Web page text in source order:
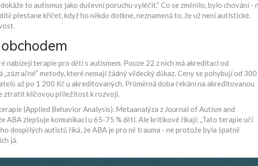
to autismus jako duševní poruchu vyléčit.“ Co se změnilo, bylo chování -
přestane křičet, když ho někdo dotkne, neznamená to, že už není autistické.
terapie pro děti s autismem. Pouze 22 z nich má akreditaci od
metody, které nemají žádný vědecký důkaz. Ceny se pohybují od 300
až po 1 200 Kč u akreditovaných. Průměrná doba čekání na akreditovanou
ztratit klíčovou příležitost k rozvoji.
(Applied Behavior Analysis). Metaanalýza z Journal of Autism and
ABA zlepšuje komunikaci u 65-75 % dětí. Ale kritikové říkají: „Tato terapie učí
dospělých autistů říká, že ABA je pro ně trauma - ne protože byla špatně
já.